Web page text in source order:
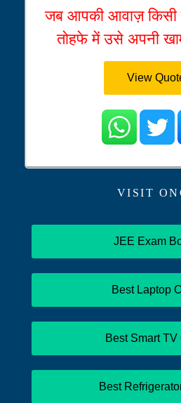
जब आपकी आवाज़ किसी
तोहफे में उसे अपनी
View
VISIT
JEE Exam
Best Laptop
Best Smart TV
Best